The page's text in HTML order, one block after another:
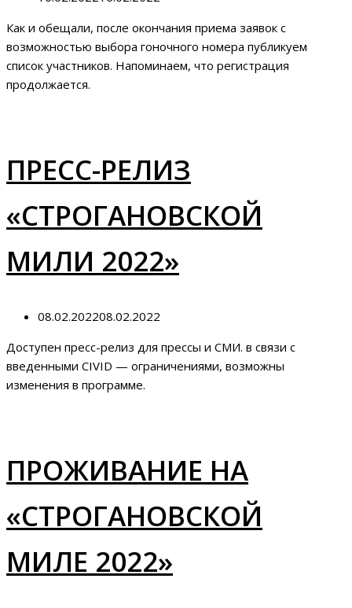
Как и обещали, после окончания приема заявок с
возможностью выбора гоночного номера публикуем
список участников. Напоминаем, что регистрация
продолжается.
ПРЕСС-РЕЛИЗ
«СТРОГАНОВСКОЙ
МИЛИ 2022»
08.02.202208.02.2022
Доступен пресс-релиз для прессы и СМИ. в связи с
введенными CIVID — ограничениями, возможны
изменения в программе.
ПРОЖИВАНИЕ НА
«СТРОГАНОВСКОЙ
МИЛЕ 2022»